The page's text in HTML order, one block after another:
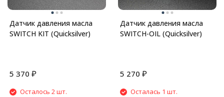
Датчик давления масла
SWITCH KIT (Quicksilver)
5 370 ₽
Осталось 2 шт.
Датчик давления масла
SWITCH-OIL (Quicksilver)
5 270 ₽
Осталась 1 шт.